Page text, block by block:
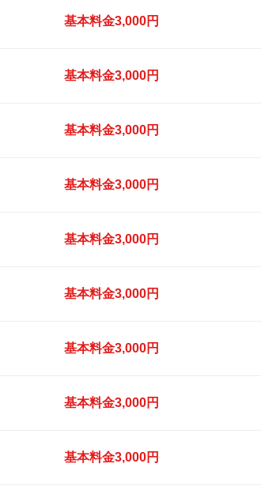
基本料金3,000円
基本料金3,000円
基本料金3,000円
基本料金3,000円
基本料金3,000円
基本料金3,000円
基本料金3,000円
基本料金3,000円
基本料金3,000円